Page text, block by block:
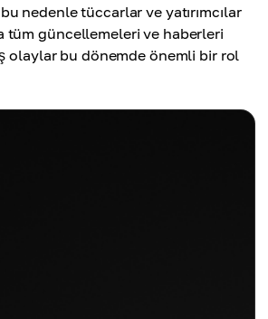
nedenle tüccarlar ve yatırımcılar
tüm güncellemeleri ve haberleri
olaylar bu dönemde önemli bir rol